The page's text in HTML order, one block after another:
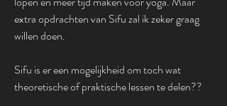
extra opdrachten van Sifu zal ik zeker graag
willen doen.
Sifu is er een mogelijkheid om toch wat
theoretische of praktische lessen te delen??